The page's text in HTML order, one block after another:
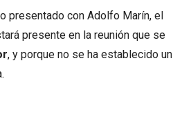
presentado con Adolfo Marín, el
presente en la reunión que se
, y porque no se ha establecido un